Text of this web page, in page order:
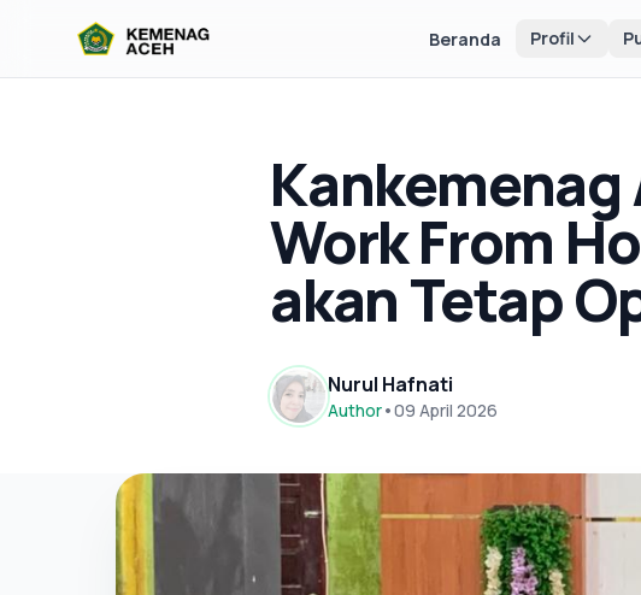
Beranda Profil
Kankemenag
Work From
akan Tetap
Nurul Hafnati
Author•09 April 2026